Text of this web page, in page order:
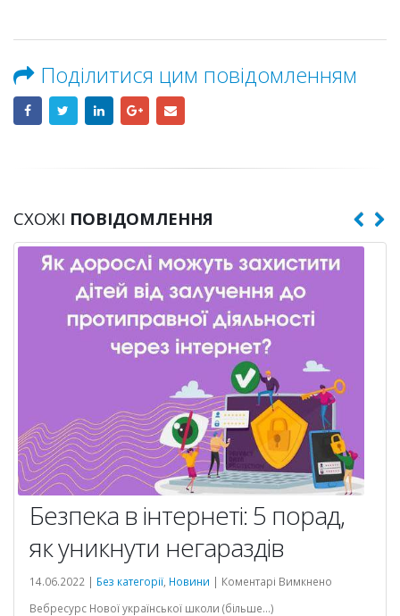
Поділитися цим повідомленням
СХОЖІ ПОВІДОМЛЕННЯ
Безпека в інтернеті: 5 порад,
як уникнути негараздів
14.06.2022 | Без категорії Новини | Коментарі Вимкнено
Вебресурс Нової української школи (більше…)